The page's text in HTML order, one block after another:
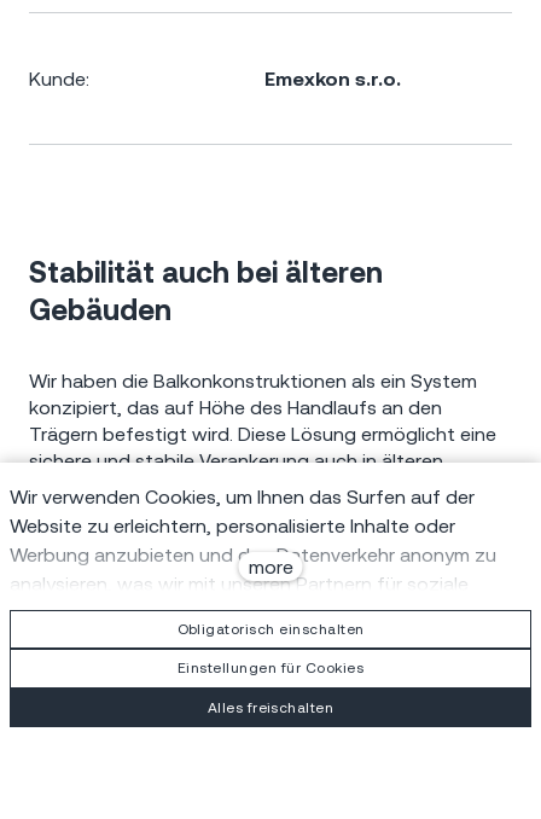
Kunde: Emexkon s.r.o.
Stabilität auch bei älteren
Gebäuden
Wir haben die Balkonkonstruktionen als ein System
konzipiert, das auf Höhe des Handlaufs an den
Trägern befestigt wird. Diese Lösung ermöglicht eine
sichere und stabile Verankerung auch in älteren
Gebäuden. Alle Konstruktionen wurden statisch
geprüft, um maximale Sicherheit und Haltbarkeit zu
gewährleisten. Insgesamt wurden 94 Balkone realisiert.
Balkone im Einklang mit dem
Charakter des Hauses
Wir verwenden Cookies, um Ihnen das Surfen auf der
Website zu erleichtern, personalisierte Inhalte oder
Werbung anzubieten und den Datenverkehr anonym zu
analysieren, was wir mit unseren Partnern für soziale
Medien, Werbung und Analysen teilen. Sie können ihre
Einstellungen über den Link "Cookie-Einstellungen"
anpassen und sie jederzeit in der Fußzeile der Website
ändern. Ausführlichere Informationen finden Sie in unserer
Datenschutz- und Cookie-Richtlinie. Sind Sie mit der
more
Obligatorisch einschalten
Einstellungen für Cookies
Alles freischalten